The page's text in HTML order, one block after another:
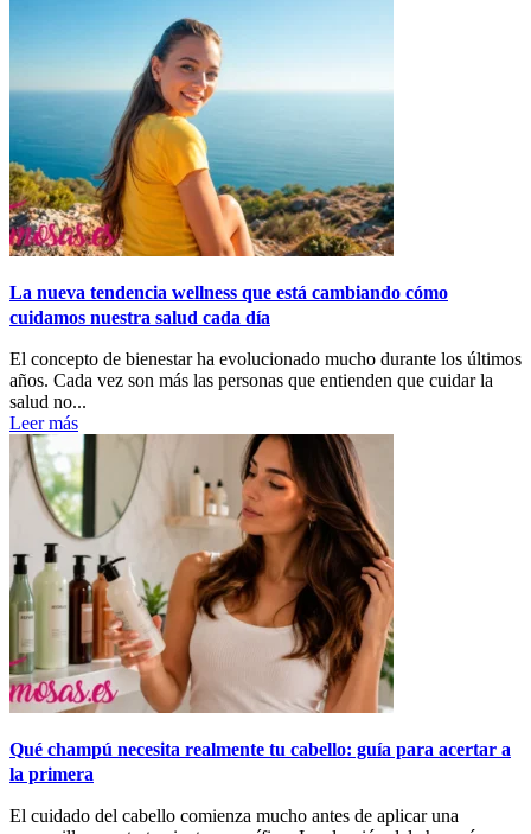
La nueva tendencia wellness que está cambiando cómo
cuidamos nuestra salud cada día
El concepto de bienestar ha evolucionado mucho durante los últimos
años. Cada vez son más las personas que entienden que cuidar la
salud no...
Leer más
Qué champú necesita realmente tu cabello: guía para acertar a
la primera
El cuidado del cabello comienza mucho antes de aplicar una